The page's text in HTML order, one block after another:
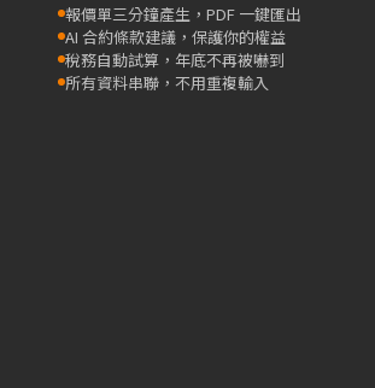
報價單三分鐘產生，PDF 一鍵匯出
AI 合約條款建議，保護你的權益
稅務自動試算，年底不再被嚇到
所有資料串聯，不用重複輸入